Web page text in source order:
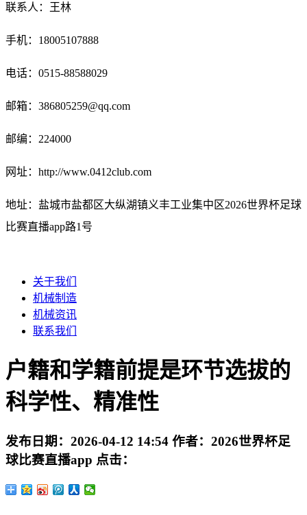
联系人：王林
手机：18005107888
电话： 0515-88588029
邮箱： 386805259@qq.com
邮编：224000
网址：http://www.0412club.com
地址：盐城市盐都区大纵湖镇义丰工业集中区2026世界杯足球
比赛直播app路1号
关于我们
机械制造
机械资讯
联系我们
户籍和学籍前提是环节选拔的
科学性、精准性
发布日期： 2026-04-12 14:54 作者： 2026世界杯足
球比赛直播app 点击：